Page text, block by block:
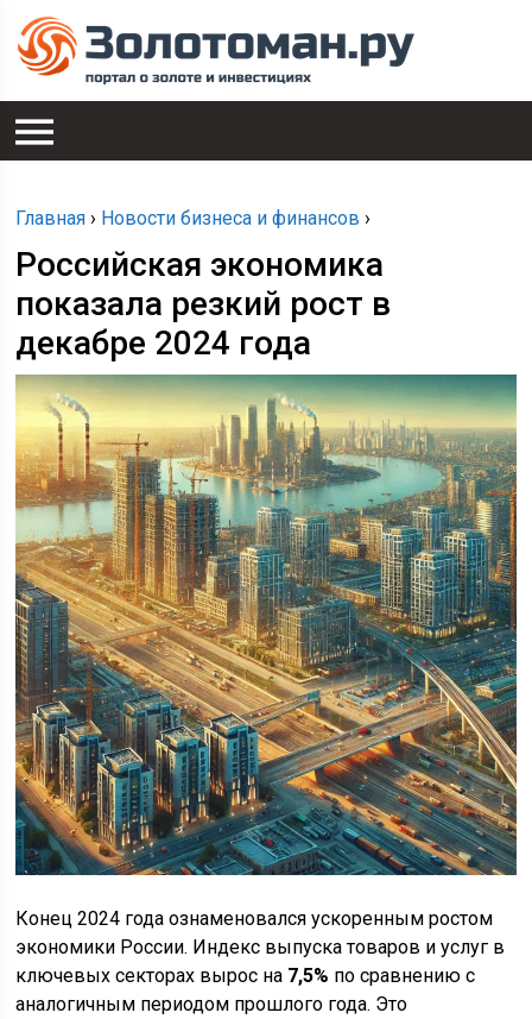
Главная › Новости бизнеса и финансов ›
Российская экономика
показала резкий рост в
декабре 2024 года
Конец 2024 года ознаменовался ускоренным ростом
экономики России. Индекс выпуска товаров и услуг в
ключевых секторах вырос на 7,5% по сравнению с
аналогичным периодом прошлого года. Это